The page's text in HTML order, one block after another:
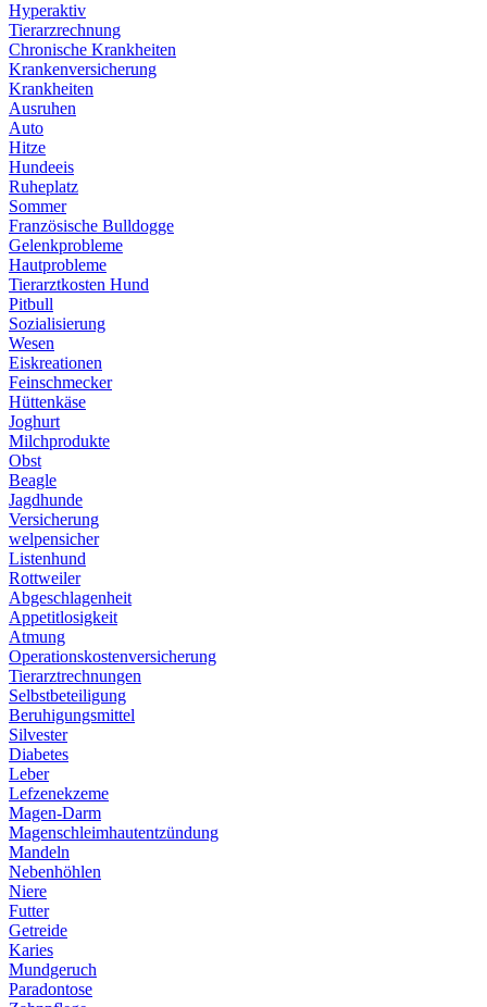
Hyperaktiv
Tierarzrechnung
Chronische Krankheiten
Krankenversicherung
Krankheiten
Ausruhen
Auto
Hitze
Hundeeis
Ruheplatz
Sommer
Französische Bulldogge
Gelenkprobleme
Hautprobleme
Tierarztkosten Hund
Pitbull
Sozialisierung
Wesen
Eiskreationen
Feinschmecker
Hüttenkäse
Joghurt
Milchprodukte
Obst
Beagle
Jagdhunde
Versicherung
welpensicher
Listenhund
Rottweiler
Abgeschlagenheit
Appetitlosigkeit
Atmung
Operationskostenversicherung
Tierarztrechnungen
Selbstbeteiligung
Beruhigungsmittel
Silvester
Diabetes
Leber
Lefzenekzeme
Magen-Darm
Magenschleimhautentzündung
Mandeln
Nebenhöhlen
Niere
Futter
Getreide
Karies
Mundgeruch
Paradontose